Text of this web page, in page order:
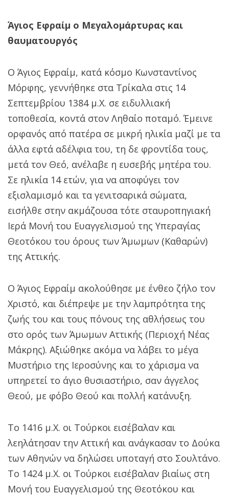
Άγιος Εφραίμ ο Μεγαλομάρτυρας και
θαυματουργός
Ο Άγιος Εφραίμ, κατά κόσμο Κωνσταντίνος
Μόρφης, γεννήθηκε στα Τρίκαλα στις 14
Σεπτεμβρίου 1384 μ.Χ. σε ειδυλλιακή
τοποθεσία, κοντά στον Ληθαίο ποταμό. Έμεινε
ορφανός από πατέρα σε μικρή ηλικία μαζί με τα
άλλα εφτά αδέλφια του, τη δε φροντίδα τους,
μετά τον Θεό, ανέλαβε η ευσεβής μητέρα του.
Σε ηλικία 14 ετών, για να αποφύγει τον
εξισλαμισμό και τα γενιτσαρικά σώματα,
εισήλθε στην ακμάζουσα τότε σταυροπηγιακή
Ιερά Μονή του Ευαγγελισμού της Υπεραγίας
Θεοτόκου του όρους των Άμωμων (Καθαρών)
της Αττικής.
Ο Άγιος Εφραίμ ακολούθησε με ένθεο ζήλο τον
Χριστό, και διέπρεψε με την λαμπρότητα της
ζωής του και τους πόνους της αθλήσεως του
στο ορός των Άμωμων Αττικής (Περιοχή Νέας
Μάκρης). Αξιώθηκε ακόμα να λάβει το μέγα
Μυστήριο της Ιεροσύνης και το χάρισμα να
υπηρετεί το άγιο θυσιαστήριο, σαν άγγελος
Θεού, με φόβο Θεού και πολλή κατάνυξη.
Το 1416 μ.Χ. οι Τούρκοι εισέβαλαν και
λεηλάτησαν την Αττική και ανάγκασαν το Δούκα
των Αθηνών να δηλώσει υποταγή στο Σουλτάνο.
Το 1424 μ.Χ. οι Τούρκοι εισέβαλαν βιαίως στη
Μονή του Ευαγγελισμού της Θεοτόκου και